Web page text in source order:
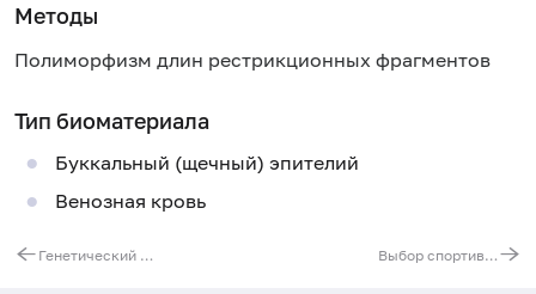
Методы
Полиморфизм длин рестрикционных фрагментов
Тип биоматериала
Буккальный (щечный) эпителий
Венозная кровь
Генетический риск развития пародонтита и его осложнений Выбор спортивной секции. Ген ACTN3 и мышечная активность